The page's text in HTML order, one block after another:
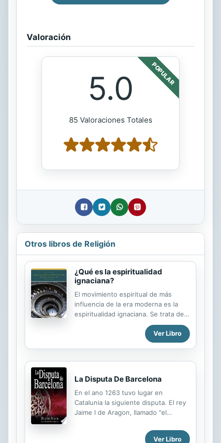
Valoración
POPULAR
5.0
85 Valoraciones Totales
Otros libros de Religión
¿Qué es la espiritualidad
ignaciana?
El movimiento espiritual de más
influencia de la era moderna es la
espiritualidad ignaciana. Se trata de
un enfoque en la vida espiritual
fundamentado en las ideas de san
Ignacio de Loyola. La espiritualidad
una atención activa en Dios y a darle
siempre activo en la vida de las
personas. En ¿Qué es la
espiritualidad ignaciana?, el Padre
David S. Fleming, S.J., nos brinda un
muy accesible, de los elementos
Ver Libro
La Disputa De Barcelona
En el ano 1263 tuvo lugar en
Catalunia la siguiente disputa. El rey
Jaime I de Aragon, llamado "el
Pablo Cristiano de Montpellier, quien
Ver Libro